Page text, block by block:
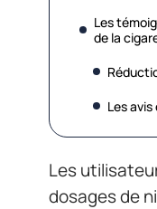
Les
de la
Les
Les
dosages de